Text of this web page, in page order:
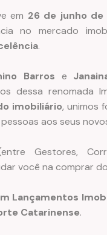
em 26 de junho de
no mercado
.
Barros e
dessa renomada
imobiliário, unimos
aos seus
Gestores,
você na comprar
Lançamentos
Catarinense.